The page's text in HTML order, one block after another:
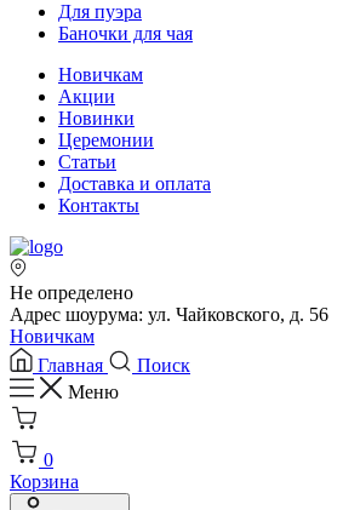
Для пуэра
Баночки для чая
Новичкам
Акции
Новинки
Церемонии
Статьи
Доставка и оплата
Контакты
Не определено
Адрес шоурума: ул. Чайковского, д. 56
Новичкам
Главная
Поиск
Меню
0
Корзина